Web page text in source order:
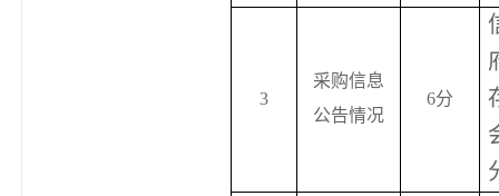
3
采购信息
公告情况
6分